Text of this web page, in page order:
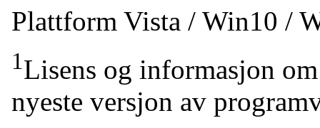
Plattform Vista / Win10 /
1Lisens og informasjon
nyeste versjon av